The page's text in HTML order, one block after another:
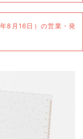
8月16日）の営業・発